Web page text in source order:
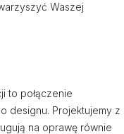
Waszej
to połączenie
designu. Projektujemy z
na oprawę równie